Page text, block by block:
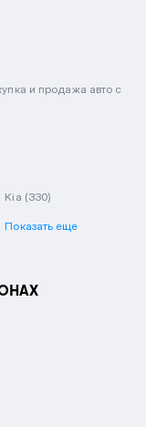
и продажа авто с
Kia (330)
Показать еще